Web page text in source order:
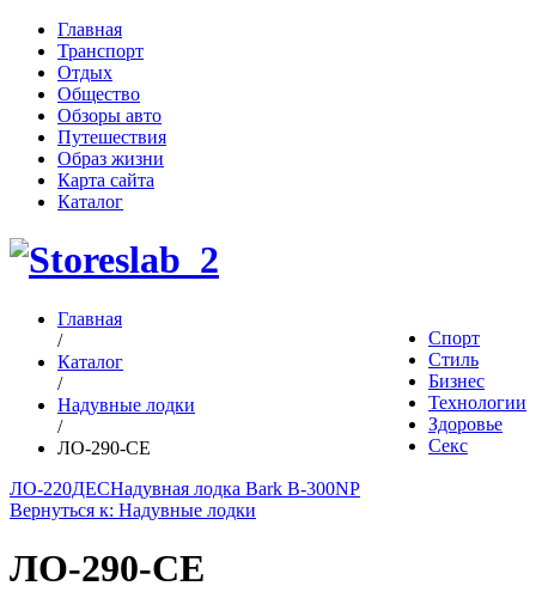
Главная
Транспорт
Отдых
Общество
Обзоры авто
Путешествия
Образ жизни
Карта сайта
Каталог
Спорт
Стиль
Бизнес
Технологии
Здоровье
Секс
Главная
/
Каталог
/
Надувные лодки
/
ЛО-290-СЕ
ЛО-220ДЕСНадувная лодка Bark B-300NP
Вернуться к: Надувные лодки
ЛО-290-СЕ